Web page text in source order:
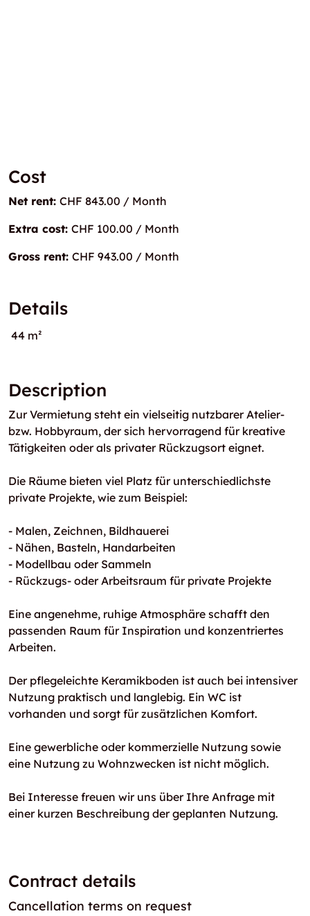
Cost
Net rent: CHF 843.00 / Month
Extra cost: CHF 100.00 / Month
Gross rent: CHF 943.00 / Month
Details
44 m²
Description
Zur Vermietung steht ein vielseitig nutzbarer Atelier-
bzw. Hobbyraum, der sich hervorragend für kreative
Tätigkeiten oder als privater Rückzugsort eignet.
Die Räume bieten viel Platz für unterschiedlichste
private Projekte, wie zum Beispiel:
- Malen, Zeichnen, Bildhauerei
- Nähen, Basteln, Handarbeiten
- Modellbau oder Sammeln
- Rückzugs- oder Arbeitsraum für private Projekte
Eine angenehme, ruhige Atmosphäre schafft den
passenden Raum für Inspiration und konzentriertes
Arbeiten.
Der pflegeleichte Keramikboden ist auch bei intensiver
Nutzung praktisch und langlebig. Ein WC ist
vorhanden und sorgt für zusätzlichen Komfort.
Eine gewerbliche oder kommerzielle Nutzung sowie
eine Nutzung zu Wohnzwecken ist nicht möglich.
Bei Interesse freuen wir uns über Ihre Anfrage mit
einer kurzen Beschreibung der geplanten Nutzung.
Contract details
Cancellation terms on request